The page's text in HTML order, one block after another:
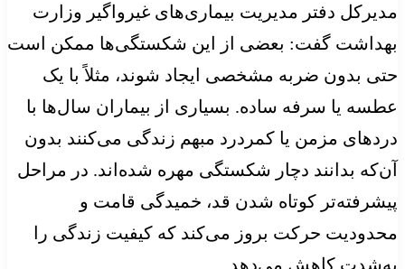
مدیرکل دفتر مدیریت بیماری‌های غیرواگیر وزارت
بهداشت گفت: بعضی از این شکستگی‌ها ممکن است
حتی بدون ضربه مشخصی ایجاد شوند، مثلاً با یک
عطسه یا سرفه ساده. بسیاری از بیماران سال‌ها با
دردهای مزمن یا کمردرد مبهم زندگی می‌کنند بدون
آن‌که بدانند دچار شکستگی مهره شده‌اند. در مراحل
پیشرفته‌تر کوتاه شدن قد، خمیدگی قامت و
محدودیت حرکت بروز می‌کند که کیفیت زندگی را
به‌شدت کاهش می‌دهد.